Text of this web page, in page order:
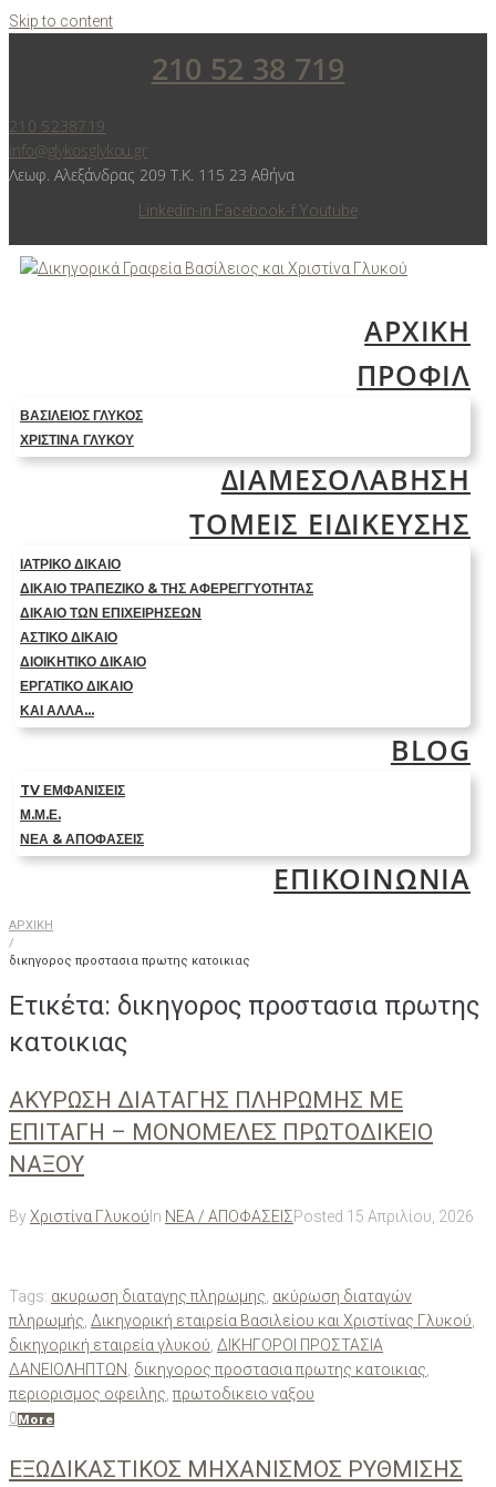
Skip to content
210 52 38 719
210 5238719
info@glykosglykou.gr
Λεωφ. Αλεξάνδρας 209 Τ.Κ. 115 23 Αθήνα
Linkedin-in Facebook-f Youtube
ΑΡΧΙΚΗ
ΠΡΟΦΙΛ
ΒΑΣΊΛΕΙΟΣ ΓΛΥΚΌΣ
ΧΡΙΣΤΊΝΑ ΓΛΥΚΟΎ
ΔΙΑΜΕΣΟΛΑΒΗΣΗ
ΤΟΜΕΙΣ ΕΙΔΙΚΕΥΣΗΣ
ΙΑΤΡΙΚΟ ΔΙΚΑΙΟ
ΔΙΚΑΙΟ ΤΡΑΠΕΖΙΚΟ & ΤΗΣ ΑΦΕΡΕΓΓΥΟΤΗΤΑΣ
ΔΙΚΑΙΟ ΤΩΝ ΕΠΙΧΕΙΡΗΣΕΩΝ
ΑΣΤΙΚΟ ΔΙΚΑΙΟ
ΔΙΟΙΚΗΤΙΚΟ ΔΙΚΑΙΟ
ΕΡΓΑΤΙΚΟ ΔΙΚΑΙΟ
ΚΑΙ ΑΛΛΑ…
BLOG
TV ΕΜΦΑΝΙΣΕΙΣ
Μ.Μ.Ε.
ΝΕΑ & ΑΠΟΦΑΣΕΙΣ
ΕΠΙΚΟΙΝΩΝΙΑ
ΑΡΧΙΚΗ
/
δικηγορος προστασια πρωτης κατοικιας
Ετικέτα: δικηγορος προστασια πρωτης
κατοικιας
ΑΚΥΡΩΣΗ ΔΙΑΤΑΓΗΣ ΠΛΗΡΩΜΗΣ ΜΕ
ΕΠΙΤΑΓΗ – ΜΟΝΟΜΕΛΕΣ ΠΡΩΤΟΔΙΚΕΙΟ
ΝΑΞΟΥ
ByΧριστίνα Γλυκού In ΝΕΑ / ΑΠΟΦΑΣΕΙΣPosted 15 Απριλίου, 2026
Tags: ακυρωση διαταγης πληρωμης ακύρωση διαταγών
πληρωμής Δικηγορική εταιρεία Βασιλείου και Χριστίνας Γλυκού
δικηγορική εταιρεία γλυκού ΔΙΚΗΓΟΡΟΙ ΠΡΟΣΤΑΣΙΑ
ΔΑΝΕΙΟΛΗΠΤΩΝ δικηγορος προστασια πρωτης κατοικιας
περιορισμος οφειλης πρωτοδικειο ναξου
0 More
ΕΞΩΔΙΚΑΣΤΙΚΟΣ ΜΗΧΑΝΙΣΜΟΣ ΡΥΘΜΙΣΗΣ